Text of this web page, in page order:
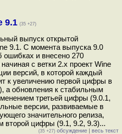
9.1 (35 +27)
выпуск открытой
9.1. С момента выпуска 9.0
ошибках и внесено 270
с ветки 2.x проект Wine
версий, в которой каждый
к увеличению первой цифры в
а обновления к стабильным
третьей цифры (9.0.1,
версии, развиваемые в
значительного релиза,
второй цифры (9.1, 9.2, 9.3)...
(35 +27) обсуждение | весь текст